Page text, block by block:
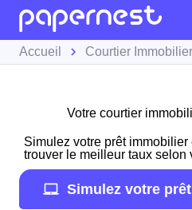
Accueil Courtier Immobilier
Votre courtier
Simulez votre prêt
trouver le meilleur taux selon
Simulez votre prêt